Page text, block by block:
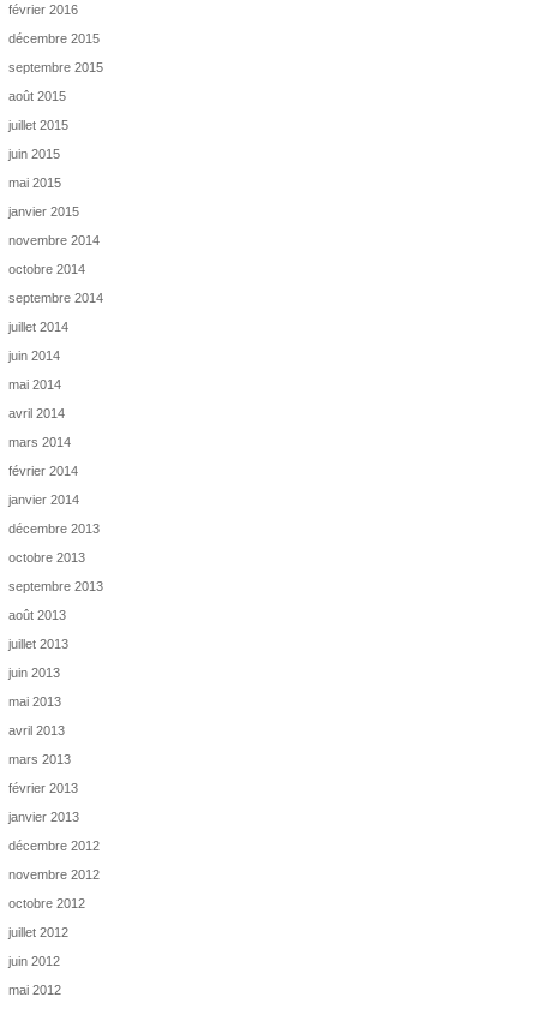
février 2016
décembre 2015
septembre 2015
août 2015
juillet 2015
juin 2015
mai 2015
janvier 2015
novembre 2014
octobre 2014
septembre 2014
juillet 2014
juin 2014
mai 2014
avril 2014
mars 2014
février 2014
janvier 2014
décembre 2013
octobre 2013
septembre 2013
août 2013
juillet 2013
juin 2013
mai 2013
avril 2013
mars 2013
février 2013
janvier 2013
décembre 2012
novembre 2012
octobre 2012
juillet 2012
juin 2012
mai 2012